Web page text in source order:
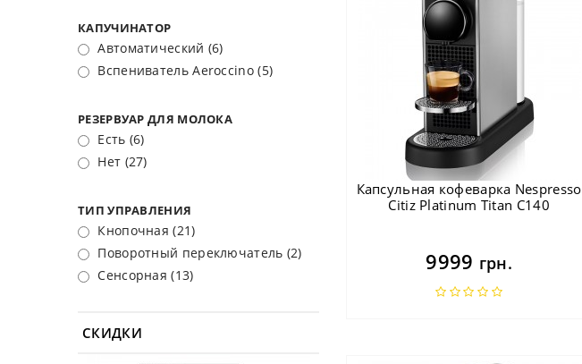
Капсульная кофеварка Nespresso
Citiz Platinum Titan C140
9999 грн.
КАПУЧИНАТОР
Автоматический (6)
Вспениватель Aeroccino(5)
РЕЗЕРВУАР ДЛЯ МОЛОКА
Есть (6)
Нет (27)
ТИП УПРАВЛЕНИЯ
Кнопочная (21)
Поворотный переключатель (2)
Сенсорная (13)
СКИДКИ